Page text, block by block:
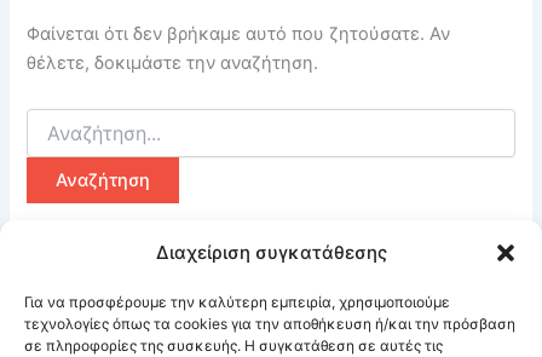
Διαχείριση συγκατάθεσης
Για να προσφέρουμε την καλύτερη εμπειρία, χρησιμοποιούμε
τεχνολογίες όπως τα cookies για την αποθήκευση ή/και την πρόσβαση
σε πληροφορίες της συσκευής. Η συγκατάθεση σε αυτές τις
Φαίνεται ότι δεν βρήκαμε αυτό που ζητούσατε. Αν
θέλετε, δοκιμάστε την αναζήτηση.
Αναζήτηση
για: